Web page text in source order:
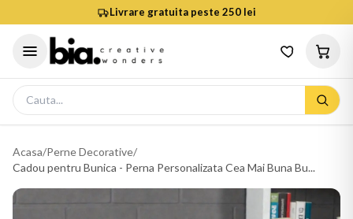
Livrare gratuita peste 250 lei
Acasa/Perne Decorative/
Cadou pentru Bunica - Perna Personalizata Cea Mai Buna Bu...